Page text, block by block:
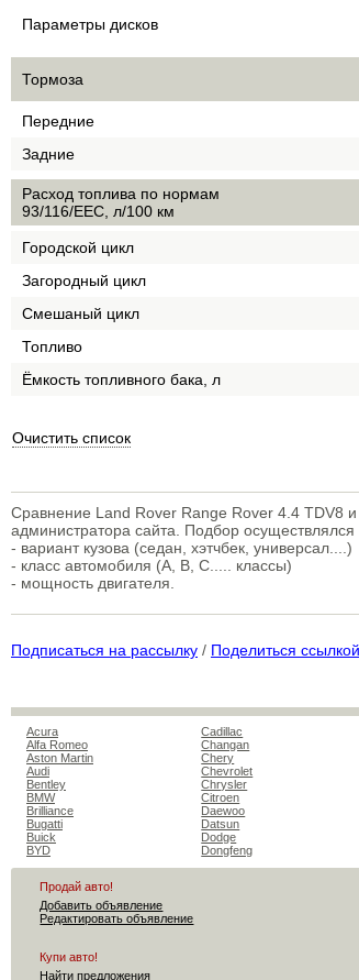
Параметры дисков
Тормоза
Передние
Задние
Расход топлива по нормам
93/116/EEC, л/100 км
Городской цикл
Загородный цикл
Смешаный цикл
Топливо
Ёмкость топливного бака, л
Очистить список
Сравнение Land Rover Range Rover 4.4 TDV8
администратора сайта. Подбор
- вариант кузова (седан, хэтчбек, универсал....)
- класс автомобиля (A, B, C..... классы)
- мощность двигателя.
Подписаться на рассылку / Поделиться ссылкой
Acura
Alfa Romeo
Aston Martin
Audi
Bentley
BMW
Brilliance
Bugatti
Buick
BYD
Cadillac
Changan
Chery
Chevrolet
Chrysler
Citroen
Daewoo
Datsun
Dodge
Dongfeng
Продай авто!
Добавить объявление
Редактировать объявление
Купи авто!
Найти предложения